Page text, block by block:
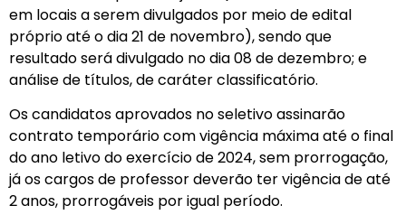
em locais a serem divulgados por meio de edital
próprio até o dia 21 de novembro), sendo que
resultado será divulgado no dia 08 de dezembro; e
análise de títulos, de caráter classificatório.
Os candidatos aprovados no seletivo assinarão
contrato temporário com vigência máxima até o final
do ano letivo do exercício de 2024, sem prorrogação,
já os cargos de professor deverão ter vigência de até
2 anos, prorrogáveis por igual período.